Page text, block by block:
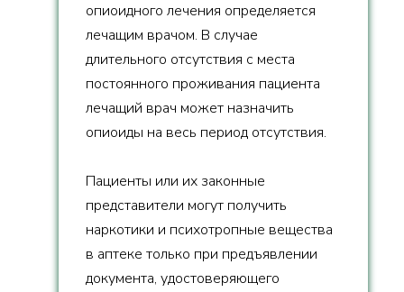
опиоидного лечения определяется
лечащим врачом. В случае
длительного отсутствия с места
постоянного проживания пациента
лечащий врач может назначить
опиоиды на весь период отсутствия.
Пациенты или их законные
представители могут получить
наркотики и психотропные вещества
в аптеке только при предъявлении
документа, удостоверяющего